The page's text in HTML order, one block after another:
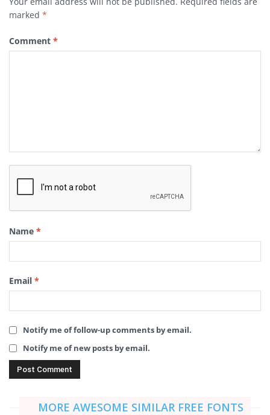
marked *
Comment *
Name *
Email *
Notify me of follow-up comments by email.
Notify me of new posts by email.
MORE AWESOME SIMILAR FREE FONTS